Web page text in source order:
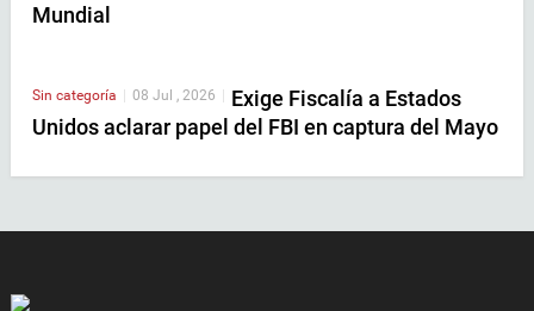
Mundial
Sin categoría 08 Jul , 2026
Exige Fiscalía a Estados
Unidos aclarar papel del FBI en captura del Mayo